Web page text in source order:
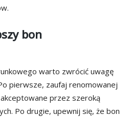
bon
warto zwrócić uwagę
pierwsze, zaufaj renomowanej
przez szeroką
Po drugie, upewnij się, że bon